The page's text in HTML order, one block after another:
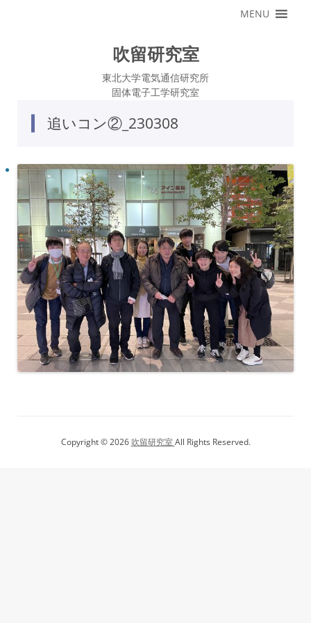
ツ
へ
ス
キ
ッ
プ
MENU
吹留研究室
東北大学電気通信研究所
固体電子工学研究室
追いコン②_230308
Copyright © 2026 吹留研究室All Rights Reserved.